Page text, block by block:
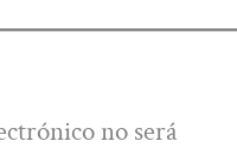
no será